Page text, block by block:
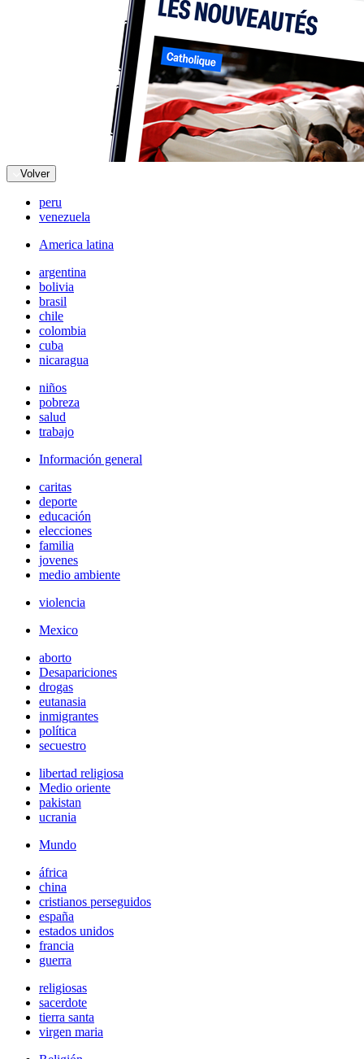
Volver
peru
venezuela
America latina
argentina
bolivia
brasil
chile
colombia
cuba
nicaragua
niños
pobreza
salud
trabajo
Información general
caritas
deporte
educación
elecciones
familia
jovenes
medio ambiente
violencia
Mexico
aborto
Desapariciones
drogas
eutanasia
inmigrantes
política
secuestro
libertad religiosa
Medio oriente
pakistan
ucrania
Mundo
áfrica
china
cristianos perseguidos
españa
estados unidos
francia
guerra
religiosas
sacerdote
tierra santa
virgen maria